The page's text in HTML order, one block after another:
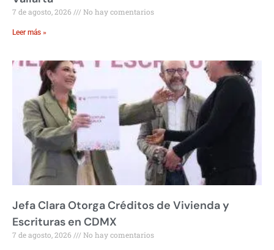
7 de agosto, 2026 No hay comentarios
Leer más »
Jefa Clara Otorga Créditos de Vivienda y
Escrituras en CDMX
7 de agosto, 2026 No hay comentarios